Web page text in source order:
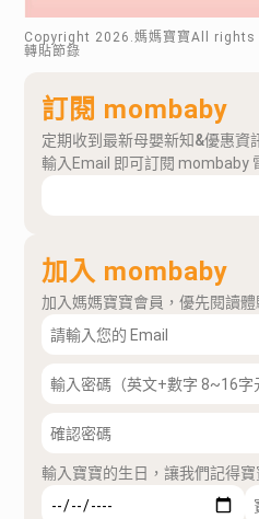
Copyright 2026 .媽媽寶寶All rights
轉貼節錄
訂閱 mombaby
定期收到最新母嬰新知&優惠資
輸入Email 即可訂閱 mombaby
加入 mombaby
加入媽媽寶寶會員，優先閱讀
輸入寶寶的生日，讓我們記得寶